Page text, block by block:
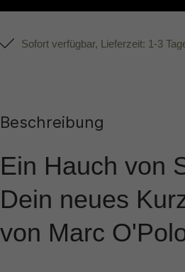
Sofort verfügbar, Lieferzeit: 1-3
Beschreibung
Ein Hauch von
Dein neues
von Marc